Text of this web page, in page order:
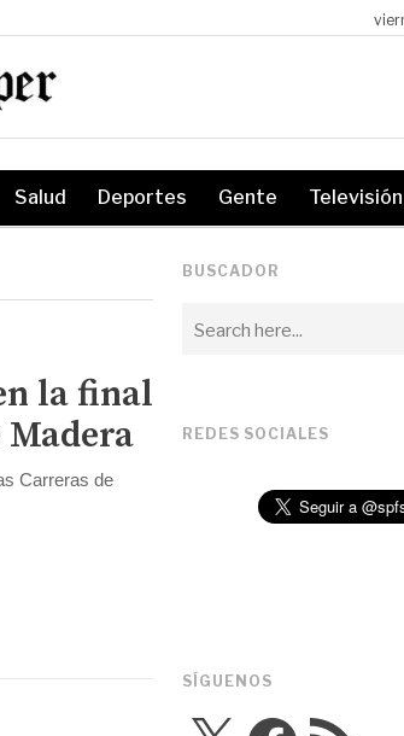
banda Aerosmith actúa de forma improvisada en la
Salud Deportes Gente Televisión
la final
Madera
Carreras de
BUSCADOR
REDES SOCIALES
SÍGUENOS
X FacebookFeed